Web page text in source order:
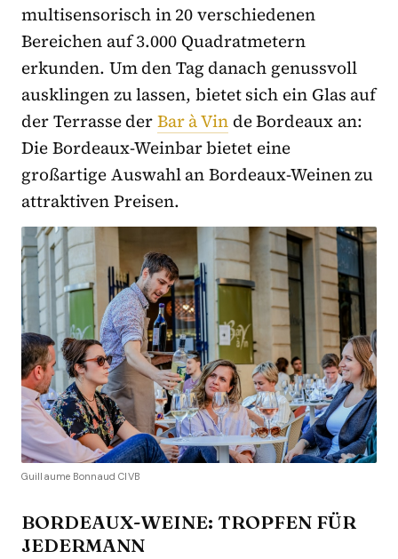
multisensorisch in 20 verschiedenen
Bereichen auf 3.000 Quadratmetern
erkunden. Um den Tag danach genussvoll
ausklingen zu lassen, bietet sich ein Glas auf
der Terrasse derBar à Vin de Bordeaux an:
Die Bordeaux-Weinbar bietet eine
großartige Auswahl an Bordeaux-Weinen zu
attraktiven Preisen.
Guillaume Bonnaud CIVB
BORDEAUX-WEINE: TROPFEN FÜR
JEDERMANN